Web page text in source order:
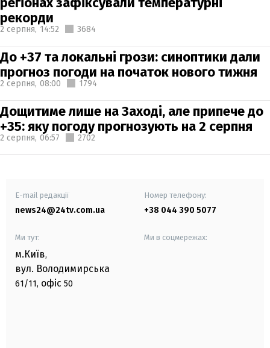
рекорди
2 серпня, 14:52 3684
До +37 та локальні грози: синоптики дали
прогноз погоди на початок нового тижня
2 серпня, 08:00 1794
Дощитиме лише на Заході, але припече до
+35: яку погоду прогнозують на 2 серпня
2 серпня, 06:57 2702
E-mail редакції
news24@24tv.com.ua
Номер телефону:
+38 044 390 5077
Ми тут:
м.Київ,
вул. Володимирська
61/11, офіс 50
Ми в соцмережах: